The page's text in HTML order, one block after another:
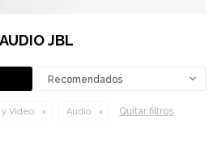
AUDIO JBL
Recomendados
y Video Audio Quitar filtros